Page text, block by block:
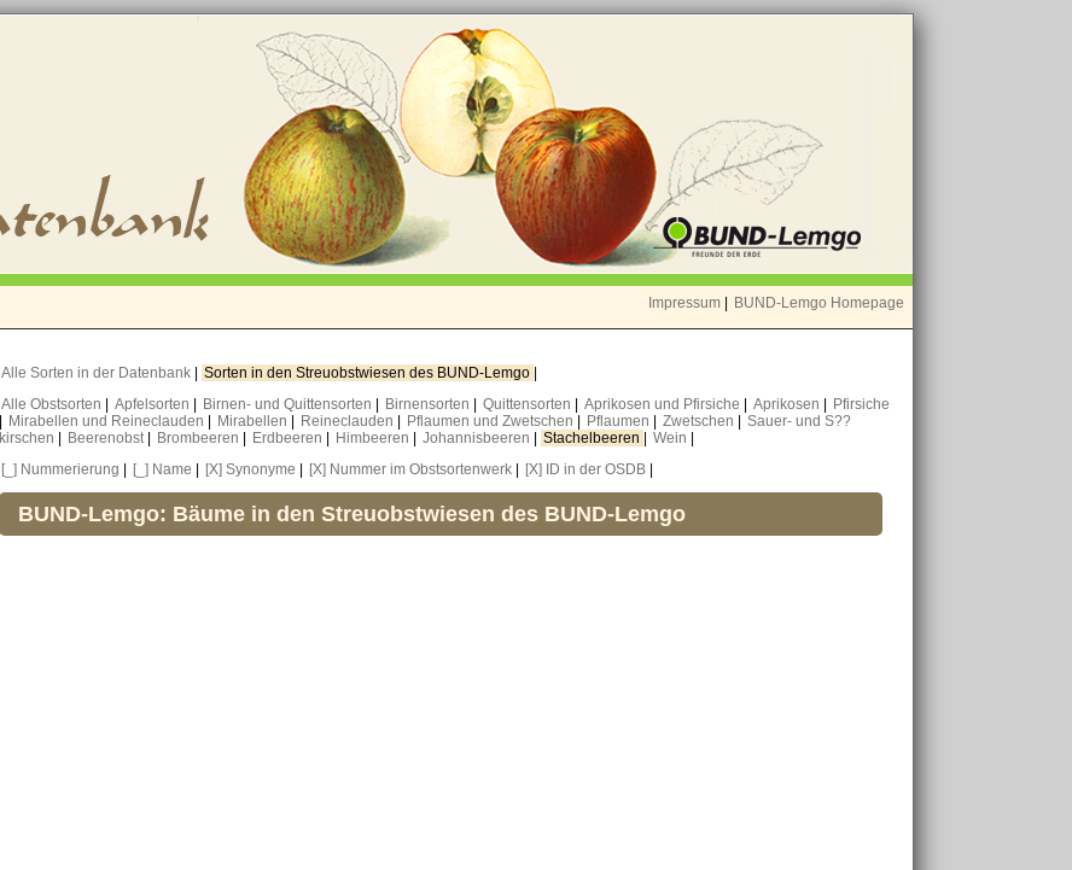
Impressum BUND-Lemgo Homepage
Alle Sorten in der Datenbank Sorten in den Streuobstwiesen des BUND-Lemgo
Alle Obstsorten
Apfelsorten Birnen- und Quittensorten Birnensorten Quittensorten Aprikosen und Pfirsiche Aprikosen
Pfirsiche
Mirabellen und Reineclauden Mirabellen Reineclauden Pflaumen und Zwetschen Pflaumen Zwetschen
Sauer- und S??
kirschen
Beerenobst Brombeeren Erdbeeren Himbeeren Johannisbeeren Stachelbeeren Wein
[_] Nummerierung
[_] Name [X] Synonyme [X] Nummer im Obstsortenwerk [X] ID in der OSDB
BUND-Lemgo: Bäume in den Streuobstwiesen des BUND-Lemgo